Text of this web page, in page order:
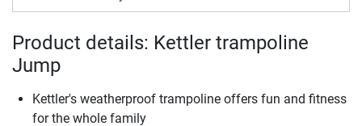
Product details: Kettler trampoline
Jump
Kettler's weatherproof trampoline offers fun and fitness
for the whole family